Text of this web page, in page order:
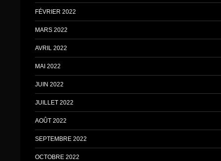
FÉVRIER 2022
MARS 2022
AVRIL 2022
MAI 2022
JUIN 2022
JUILLET 2022
AOÛT 2022
SEPTEMBRE 2022
OCTOBRE 2022